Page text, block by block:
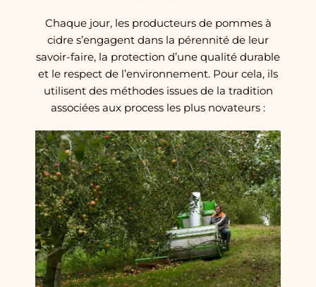
Chaque jour, les producteurs de pommes à
cidre s’engagent dans la pérennité de leur
savoir-faire, la protection d’une qualité durable
et le respect de l’environnement. Pour cela, ils
utilisent des méthodes issues de la tradition
associées aux process les plus novateurs :